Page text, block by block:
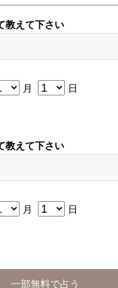
教えて下さい
月
日
教えて下さい
月
日
一部無料で占う